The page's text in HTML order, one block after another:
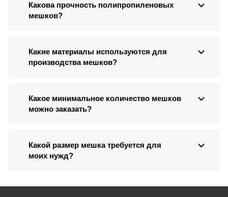
Какова прочность полипропиленовых
мешков?
Какие материалы используются для
производства мешков?
Какое минимальное количество мешков
можно заказать?
Какой размер мешка требуется для
моих нужд?